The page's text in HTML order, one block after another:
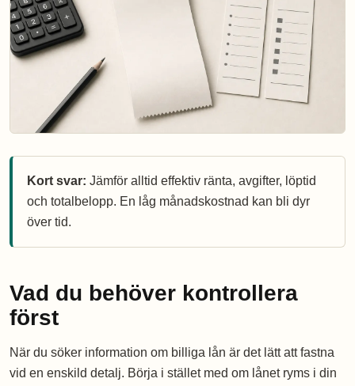
Kort svar: Jämför alltid effektiv ränta, avgifter, löptid
och totalbelopp. En låg månadskostnad kan bli dyr
över tid.
Vad du behöver kontrollera
först
När du söker information om billiga lån är det lätt att fastna
vid en enskild detalj. Börja i stället med om lånet ryms i din